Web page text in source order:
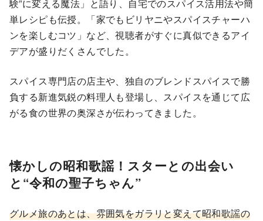
験”に変える魔法」と語り、自宅でのスパイス活用法や簡
単レシピも伝授。「家でもビリヤニやスパイスチャーハ
ンを楽しむコツ」など、視聴者がすぐに真似できるアイ
デアが盛りだくさんでした。
スパイス専門店の店主や、独自のブレンドスパイスで勝
負する新進気鋭の料理人も登場し、スパイスを通じて広
がる食の世界の奥深さが伝わってきました。
懐かしの昭和歌謡！スターとの出会い
と“令和の聖子ちゃん”
グルメ旅のあとは、雰囲気をガラリと変えて昭和歌謡の